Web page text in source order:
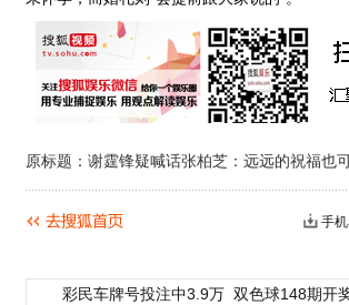
原标题：谢霆锋疑喊话张柏芝：远远的祝福也
手
彩民车牌号投注中3.9万 双色球148期开